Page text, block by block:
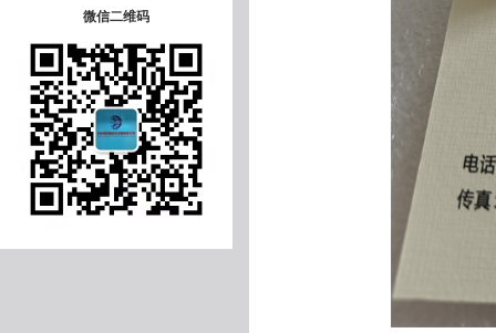
微信二维码